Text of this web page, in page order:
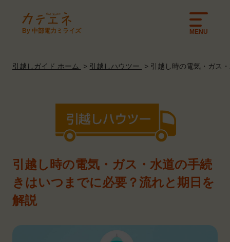
By 中部電力ミライズ MENU
引越しガイド ホーム 引越しハウツー 引越し時の電気・ガス
引越し時の電気・ガス・水道の手続
きはいつまでに必要？流れと期日を
解説